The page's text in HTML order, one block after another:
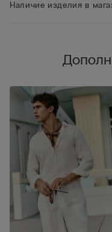
Наличие изделия в